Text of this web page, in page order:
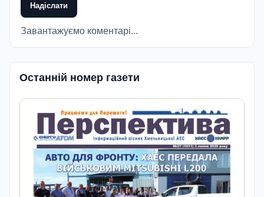
Надіслати
Завантажуємо коментарі...
Останній номер газети